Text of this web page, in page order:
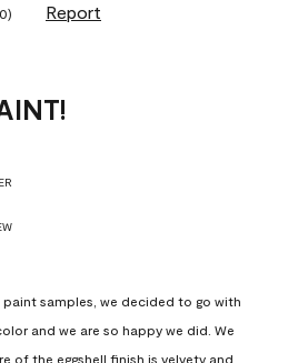
0) Report
paint samples, we decided to go with
and we are so happy we did. We
of the eggshell finish is velvety and